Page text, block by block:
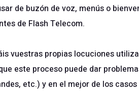
de buzón de voz, menús o
de Flash Telecom.
vuestras propias locuciones
este proceso puede dar
etc.) y en el mejor de los